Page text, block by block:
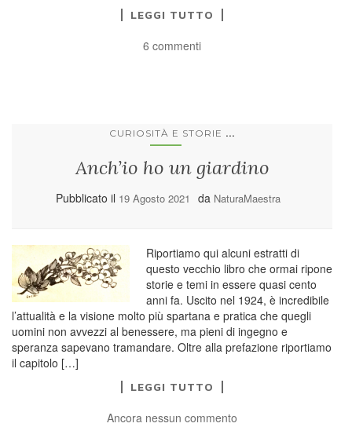
LEGGI TUTTO
6 commenti
CURIOSITÀ E STORIE ...
Anch’io ho un giardino
Pubblicato il 19 Agosto 2021 da NaturaMaestra
Riportiamo qui alcuni estratti di
questo vecchio libro che ormai ripone
storie e temi in essere quasi cento
anni fa. Uscito nel 1924, è incredibile
l’attualità e la visione molto più spartana e pratica che quegli
uomini non avvezzi al benessere, ma pieni di ingegno e
speranza sapevano tramandare. Oltre alla prefazione riportiamo
il capitolo […]
LEGGI TUTTO
Ancora nessun commento